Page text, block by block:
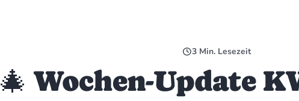
3 Min. Lesezeit
🎄 Wochen-Update